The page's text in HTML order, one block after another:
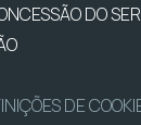
DO
DE